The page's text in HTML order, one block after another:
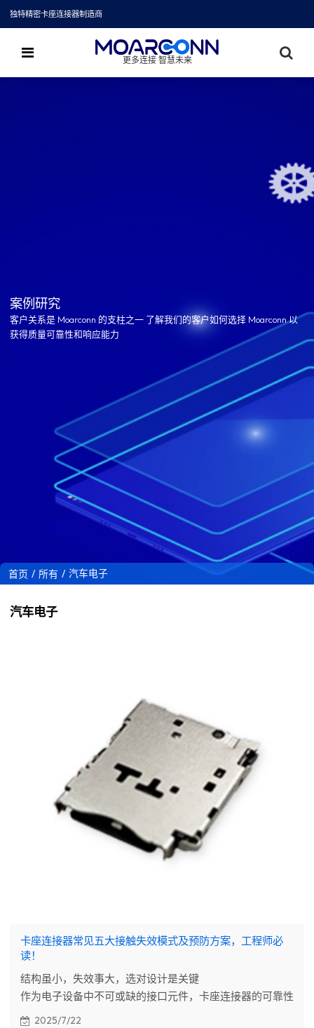
独特精密卡座连接器制造商
更多连接 智慧未来
案例研究
客户关系是 Moarconn 的支柱之一 了解我们的客户如何选择 Moarconn 以
获得质量可靠性和响应能力
首页 / 所有 / 汽车电子
汽车电子
卡座连接器常见五大接触失效模式及预防方案，工程师必
读！
结构虽小，失效事大，选对设计是关键
作为电子设备中不可或缺的接口元件，卡座连接器的可靠性
直接关系到整机产品的用户体验和市场口碑。在摩凯电子十
2025/7/22